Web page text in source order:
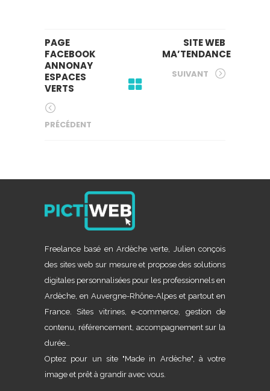
PAGE
FACEBOOK
ANNONAY
ESPACES
VERTS
PRÉCÉDENT
SITE WEB
MA’TENDANCE
SUIVANT
Freelance basé en Ardèche verte, Julien conçois
des sites web sur mesure et propose des solutions
digitales personnalisées pour les professionnels en
Ardèche, en Auvergne-Rhône-Alpes et partout en
France. Sites vitrines, e-commerce, gestion de
contenu, référencement, accompagnement sur la
durée…
Optez pour un site "Made in Ardèche", à votre
image et prêt à grandir avec vous.